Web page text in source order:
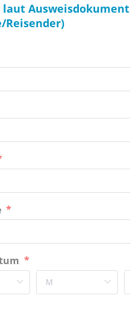
laut Ausweisdokument
Reisender)